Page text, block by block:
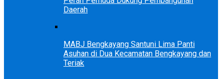
Daerah
MABJ Bengkayang Santuni Lima Panti
Asuhan di Dua Kecamatan Bengkayang dan
Teriak